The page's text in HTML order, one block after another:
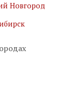
Новгород